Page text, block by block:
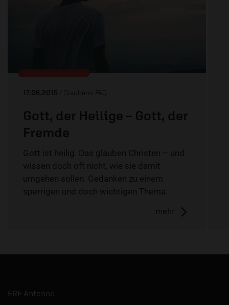
17.06.2015 / Glaubens-FAQ
Gott, der Heilige – Gott, der
Fremde
Gott ist heilig. Das glauben Christen – und
wissen doch oft nicht, wie sie damit
umgehen sollen. Gedanken zu einem
sperrigen und doch wichtigen Thema.
mehr
ERF Antenne